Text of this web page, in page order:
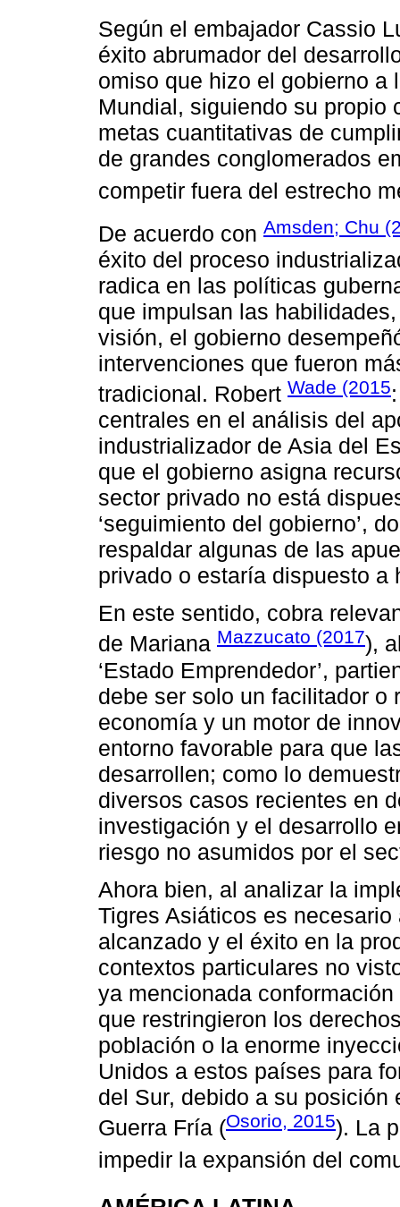
Según el embajador Cassio
éxito abrumador del
omiso que hizo el gobierno a
Mundial, siguiendo su propio
metas cuantitativas de
de grandes conglomerados
competir fuera del estrecho
De acuerdo con Amsden; Chu
éxito del proceso
radica en las políticas
que impulsan las
visión, el gobierno
intervenciones que fueron
tradicional. Robert Wade (2015
centrales en el análisis del
industrializador de Asia del
que el gobierno asigna
sector privado no está
‘seguimiento del gobierno’,
respaldar algunas de las
privado o estaría dispuesto a
En este sentido, cobra
de Mariana Mazzucato (2017),
‘Estado Emprendedor’,
debe ser solo un facilitador o
economía y un motor de
entorno favorable para que
desarrollen; como lo
diversos casos recientes en
investigación y el desarrollo
riesgo no asumidos por el
Ahora bien, al analizar la
Tigres Asiáticos es
alcanzado y el éxito en la
contextos particulares no
ya mencionada
que restringieron los
población o la enorme
Unidos a estos países para
del Sur, debido a su
Guerra Fría (Osorio, 2015). La
impedir la expansión del